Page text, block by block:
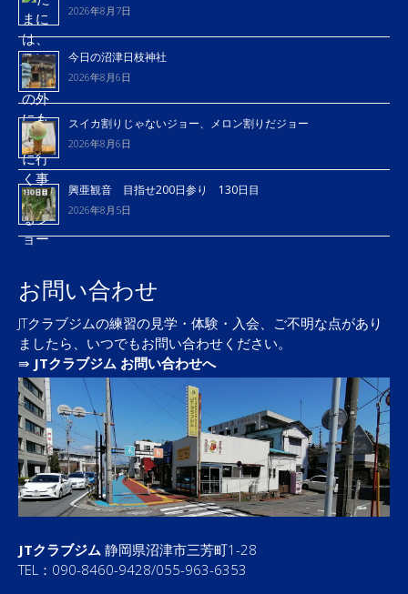
2026年8月7日
今日の沼津日枝神社
2026年8月6日
スイカ割りじゃないジョー、メロン割りだジョー
2026年8月6日
興亜観音 目指せ200日参り 130日目
2026年8月5日
お問い合わせ
JTクラブジムの練習の見学・体験・入会、ご不明な点があり
ましたら、いつでもお問い合わせください。
⇛ JTクラブジム お問い合わせへ
JTクラブジム 静岡県沼津市三芳町1-28
TEL：090-8460-9428/055-963-6353